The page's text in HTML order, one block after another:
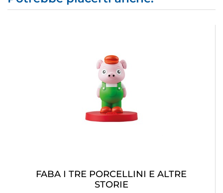
FABA I TRE PORCELLINI E ALTRE
STORIE